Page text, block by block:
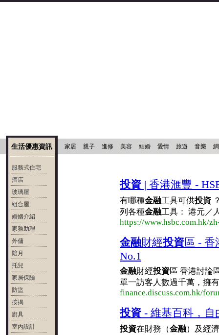
家居 親子 進修 美容 結婚 愛情 旅遊 音樂
生活優惠資訊
服務式住宅
酒店
玻璃屋
組合屋
婚姻介紹
家務助理
外傭
陪月
托兒
家居保險
防盜
按揭
廚具
室內設計
投資 | 香港滙豐 -
有哪種金融工具可供投資
列各種金融工具： 港元／
https://www.hsbc.com.hk/
金融財經投資區 - 香
No.1
金融財經投資區 香港討論
單一訪客人數過千萬，擁
finance.discuss.com.hk/
投資 - 維基百科，自
投資在財務（金融）及經